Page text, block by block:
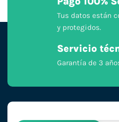
Tus datos están
y protegidos.
Servicio
Garantía de 3